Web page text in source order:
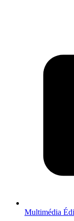
Multimédia